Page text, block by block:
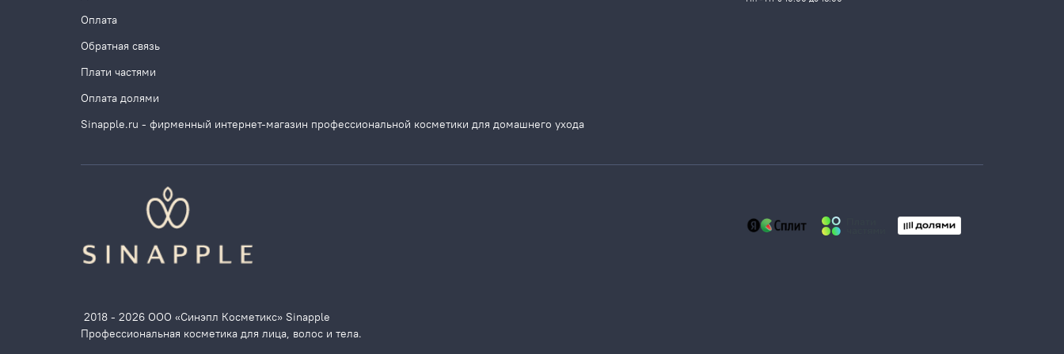
Оплата
Обратная связь
Плати частями
Оплата долями
Sinapple.ru - фирменный интернет-магазин профессиональной косметики для домашнего ухода
2018 - 2026 ООО «Синэпл Косметикс» Sinapple
Профессиональная косметика для лица, волос и тела.